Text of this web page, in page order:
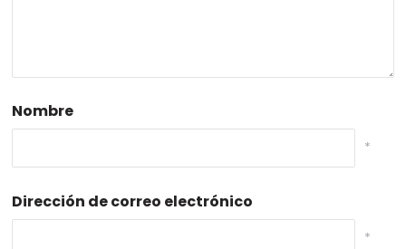
Nombre
*
Dirección de correo electrónico
*